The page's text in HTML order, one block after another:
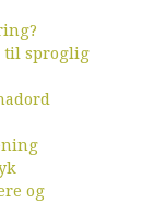
til sproglig
og